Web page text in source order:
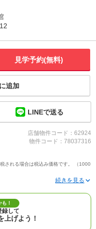
見学予約(無料)
追加
LINEで送る
店舗物件コード：62924
物件コード：78037316
される場合は税込み価格です。 （1000
描かれている家具や車などは、特にコ
。
認した情報です。
とは多少異なることがあります。
の画像の場合、今回販売の物件と異な
！
録して
上げよう！